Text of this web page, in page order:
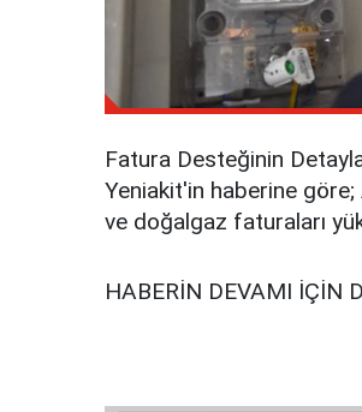
Fatura Desteğinin
Yeniakit'in haberine göre;
ve doğalgaz faturaları
HABERİN DEVAMI İÇİN